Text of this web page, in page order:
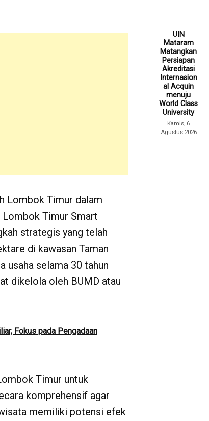
Lombok Timur dalam
Lombok Timur Smart
strategis yang telah
di kawasan Taman
usaha selama 30 tahun
dikelola oleh BUMD atau
Fokus pada Pengadaan
Timur untuk
komprehensif agar
memiliki potensi efek
UIN
Mataram
Matangkan
Persiapan
Akreditasi
Internasion
al Acquin
menuju
World Class
University
Kamis, 6
Agustus 2026